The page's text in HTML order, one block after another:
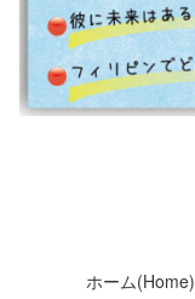
ホーム(Home)